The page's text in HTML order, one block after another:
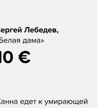
«Белая дама»